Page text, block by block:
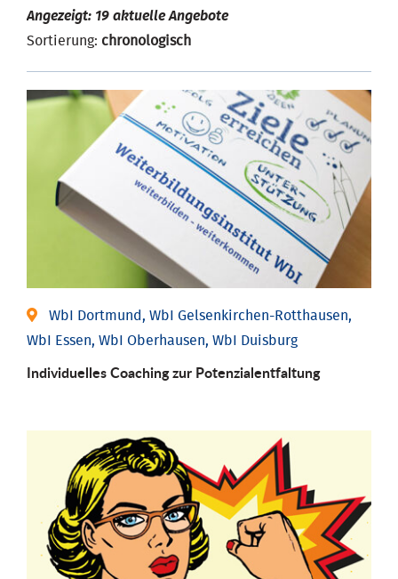
Angezeigt: 19 aktuelle Angebote
Sortierung: chronologisch
WbI Dortmund, WbI Gelsenkirchen-Rotthausen,
WbI Essen, WbI Oberhausen, WbI Duisburg
Individuelles Coaching zur Potenzialentfaltung